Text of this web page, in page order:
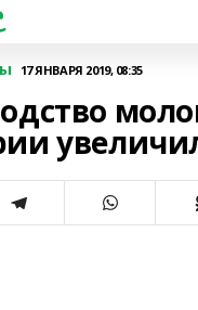
17 ЯНВАРЯ 2019, 08:35